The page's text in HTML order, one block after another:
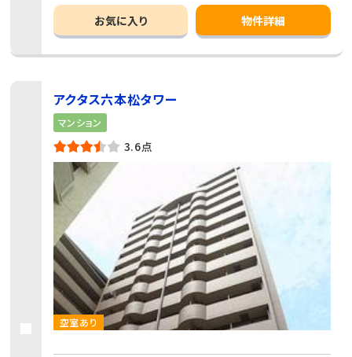
お気に入り 物件詳細
アクタス六本松タワー
マンション
3.6点
空室あり